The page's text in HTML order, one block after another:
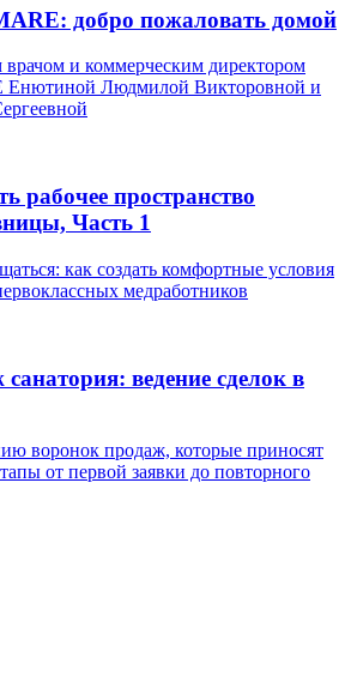
добро пожаловать домой
и коммерческим директором
Енютиной Людмилой Викторовной и
рабочее пространство
Часть 1
как создать комфортные условия
медработников
ведение сделок в
воронок продаж, которые приносят
от первой заявки до повторного